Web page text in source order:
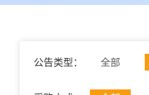
公告类型： 全部